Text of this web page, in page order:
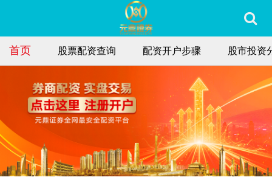
首页 股票配资查询 配资开户步骤 股市投资